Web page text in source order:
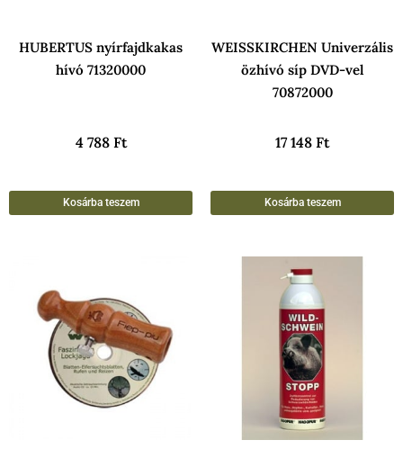
HUBERTUS nyírfajdkakas
hívó 71320000
4 788 Ft
Kosárba teszem
WEISSKIRCHEN Univerzális
özhívó síp DVD-vel
70872000
17 148 Ft
Kosárba teszem